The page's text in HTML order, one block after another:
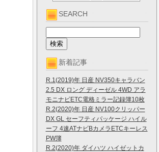
SEARCH
新着記事
R.1(2019)年 日産 NV350キャラバン
2.5 DX ロング ディーゼル 4WD アラ
モニナビETC電格ミラー記録簿10枚
R.2(2020)年 日産 NV100クリッパー
DX GL セーフティパッケージ ハイル
ーフ 4速ATナビBカメラETCキーレス
PW簿
R.2(2020)年 ダイハツ ハイゼットカ